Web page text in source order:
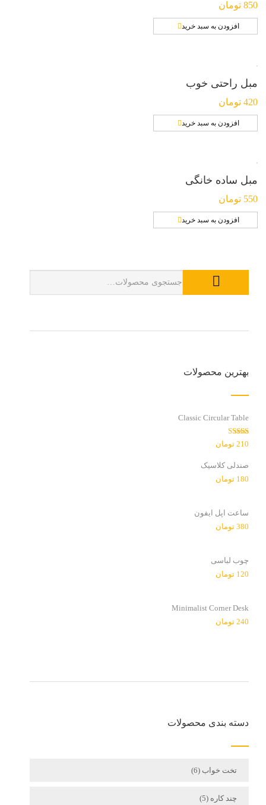
850 تومان
افزودن به سبد خرید
مبل راحتی خوب
420 تومان
افزودن به سبد خرید
مبل ساده خانگی
550 تومان
افزودن به سبد خرید
بهترین محصولات
Classic Circular Table
امتیاز
از
210 تومان
صندلی کلاسیک
180 تومان
ساعت اپل ایفون
380 تومان
چوب لباسی
120 تومان
Minimalist Corner Desk
240 تومان
دسته بندی محصولات
تخت خواب (6)
چند کاره (5)